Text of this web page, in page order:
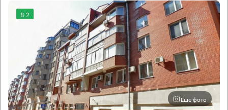
8.2
Еще фото